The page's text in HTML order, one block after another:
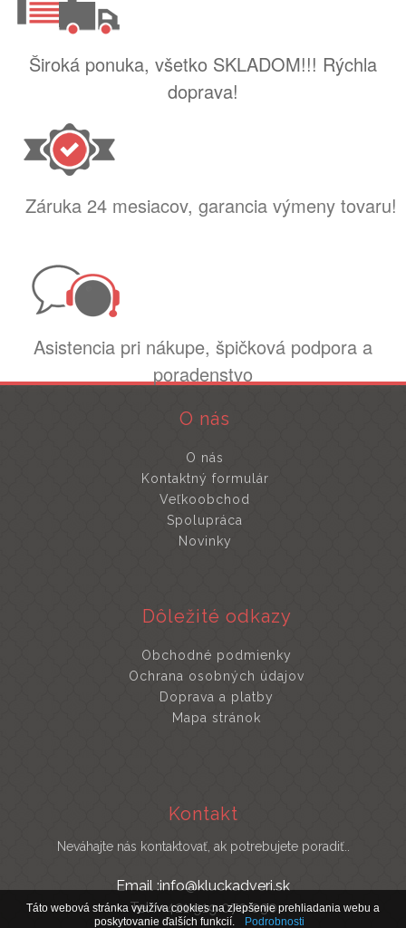
Široká ponuka, všetko SKLADOM!!! Rýchla
doprava!
Záruka 24 mesiacov, garancia výmeny tovaru!
Asistencia pri nákupe, špičková podpora a
poradenstvo
O nás
O nás
Kontaktný formulár
Veľkoobchod
Spolupráca
Novinky
Dôležité odkazy
Obchodné podmienky
Ochrana osobných údajov
Doprava a platby
Mapa stránok
Kontakt
Neváhajte nás kontaktovať, ak potrebujete poradiť..
Email :info@kluckadveri.sk
Tel : +421 919 070 030
Táto webová stránka využíva cookies na zlepšenie prehliadania webu a
poskytovanie ďalších funkcií.
Podrobnosti